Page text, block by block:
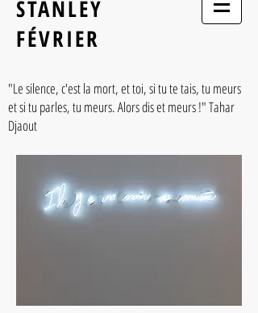
STANLEY
FÉVRIER
"Le silence, c'est la mort, et toi, si tu te tais, tu meurs
et si tu parles, tu meurs. Alors dis et meurs !" Tahar
Djaout